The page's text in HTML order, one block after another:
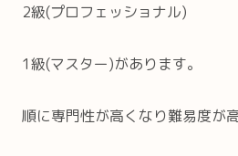
2級(プロフェッショナル)
1級(マスター)があります。
順に専門性が高くなり難易度が